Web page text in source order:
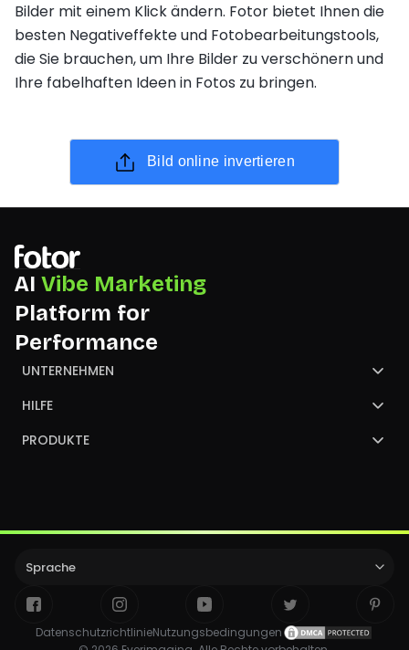
Bilder mit einem Klick ändern. Fotor bietet Ihnen die
besten Negativeffekte und Fotobearbeitungstools,
die Sie brauchen, um Ihre Bilder zu verschönern und
Ihre fabelhaften Ideen in Fotos zu bringen.
Bild online invertieren
AI Vibe Marketing
Platform for
Performance
UNTERNEHMEN
Über uns
Kontaktiere uns
HILFE
Hilfecenter
PRODUKTE
Sprache
DatenschutzrichtlinieNutzungsbedingungen